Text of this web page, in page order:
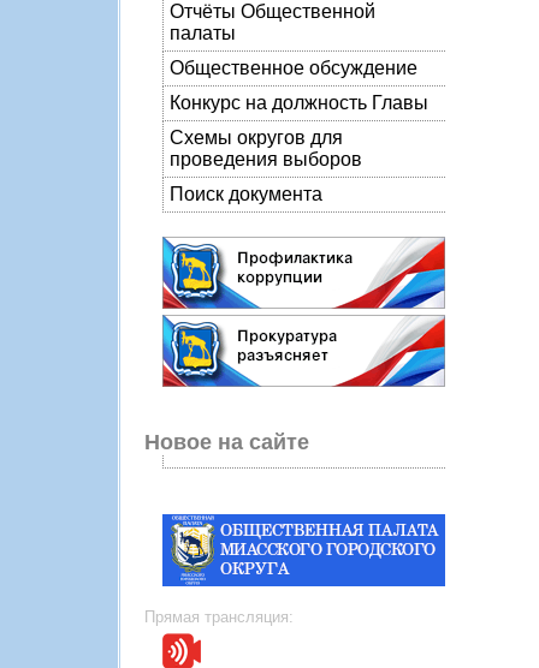
Отчёты Общественной
палаты
Общественное обсуждение
Конкурс на должность Главы
Схемы округов для
проведения выборов
Поиск документа
Новое на сайте
Прямая трансляция: